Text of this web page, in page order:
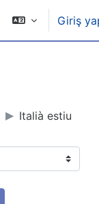
Giriş
Italià estiu